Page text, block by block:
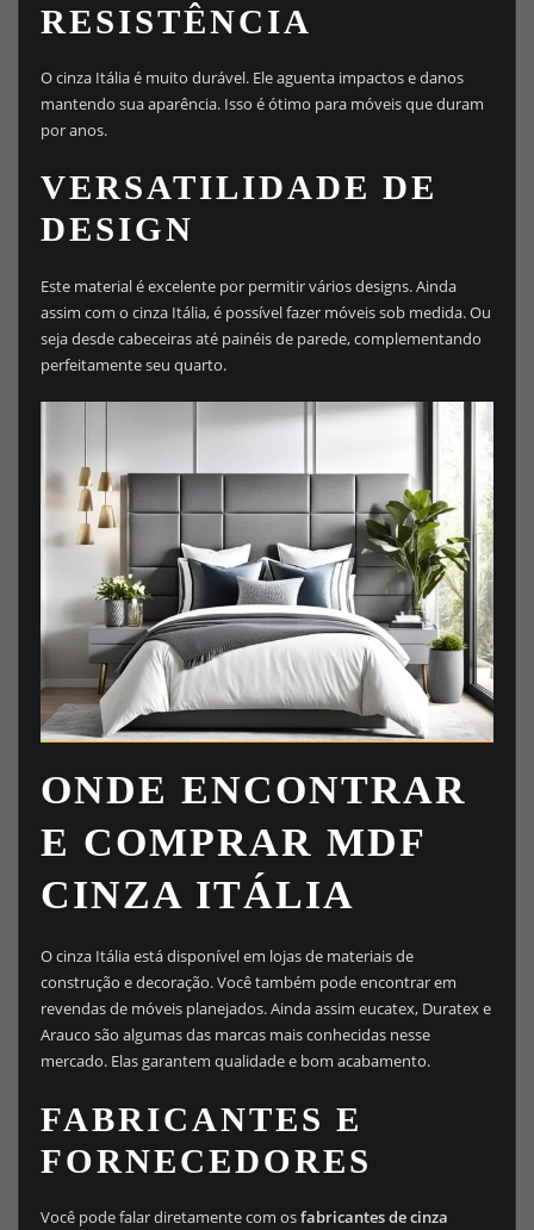
RESISTÊNCIA
O cinza Itália é muito durável. Ele aguenta impactos e danos
mantendo sua aparência. Isso é ótimo para móveis que duram
por anos.
VERSATILIDADE DE
DESIGN
Este material é excelente por permitir vários designs. Ainda
assim com o cinza Itália, é possível fazer móveis sob medida. Ou
seja desde cabeceiras até painéis de parede, complementando
perfeitamente seu quarto.
ONDE ENCONTRAR
E COMPRAR MDF
CINZA ITÁLIA
O cinza Itália está disponível em lojas de materiais de
construção e decoração. Você também pode encontrar em
revendas de móveis planejados. Ainda assim eucatex, Duratex e
Arauco são algumas das marcas mais conhecidas nesse
mercado. Elas garantem qualidade e bom acabamento.
FABRICANTES E
FORNECEDORES
Você pode falar diretamente com osfabricantes de cinza